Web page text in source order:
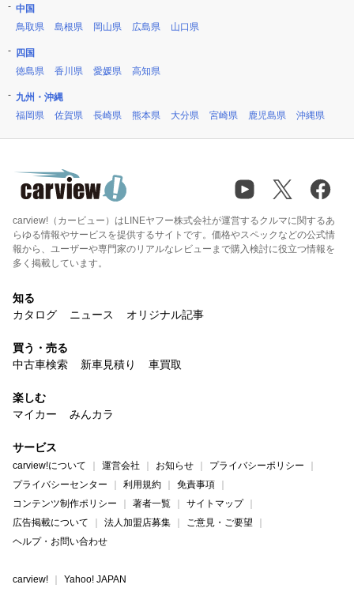
中国
鳥取県
島根県 岡山県 広島県 山口県
四国
徳島県
香川県 愛媛県 高知県
九州・沖縄
福岡県
佐賀県 長崎県 熊本県 大分県 宮崎県 鹿児島県 沖縄県
carview!（カービュー）はLINEヤフー株式会社が運営するクルマに関するあ
らゆる情報やサービスを提供するサイトです。価格やスペックなどの公式情
報から、ユーザーや専門家のリアルなレビューまで購入検討に役立つ情報を
多く掲載しています。
知る
カタログ
ニュース オリジナル記事
買う・売る
中古車検索
新車見積り 車買取
楽しむ
マイカー
みんカラ
サービス
carview!について 運営会社 お知らせ
プライバシーポリシー
プライバシーセンター
利用規約
免責事項
コンテンツ制作ポリシー
著者一覧
サイトマップ
広告掲載について
法人加盟店募集
ご意見・ご要望
ヘルプ・お問い合わせ
carview! Yahoo! JAPAN